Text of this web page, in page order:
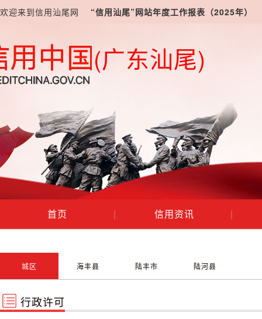
(广东汕尾)
欢迎来到信用汕尾网 “信用汕尾”网站年度工作报表（2025年）
首页 | 信用资讯 |
城区 海丰县 陆丰市 陆河县
行政许可